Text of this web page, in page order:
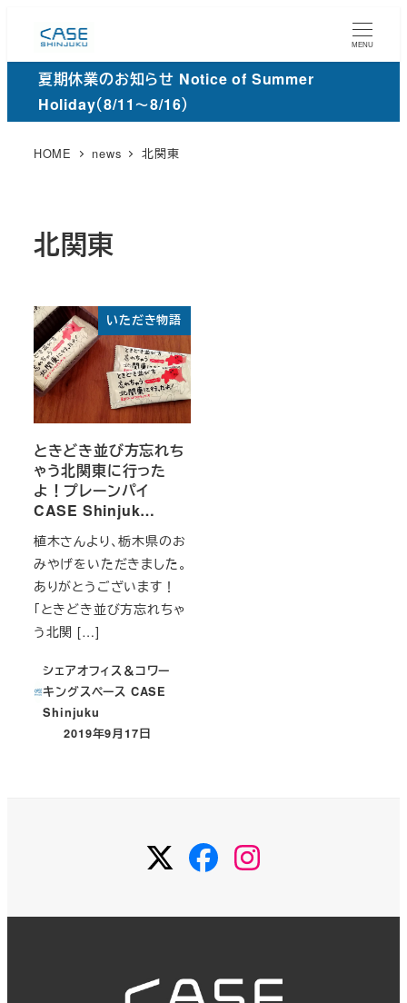
ン
MENU
夏期休業のお知らせ Notice of Summer
Holiday（8/11～8/16）
HOME news 北関東
北関東
いただき物語
ときどき並び方忘れち
ゃう北関東に行った
よ！プレーンパイ
CASE Shinjuk…
植木さんより、栃木県のお
みやげをいただきました。
ありがとうございます！
「ときどき並び方忘れちゃ
う北関 […]
シェアオフィス＆コワー
キングスペース CASE
Shinjuku
投稿日
2019年9月17日
TwitterFacebook